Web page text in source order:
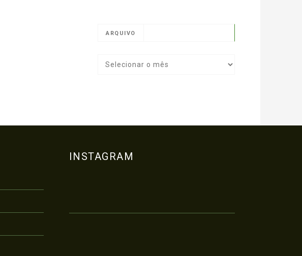
ARQUIVO
INSTAGRAM